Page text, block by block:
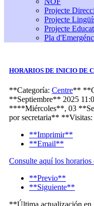
Projecte
Projecte
Projecte
Pla
HORARIOS DE INICIO DE
**Categoría: Centre**
**Septiembre** 2025
****Miércoles**, 03
porsecretaria**
**Imprimir**
**Email**
Consulte aquí los
**Previo**
**Siguiente**